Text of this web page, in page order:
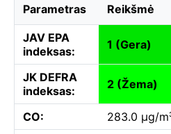
Parametras Reikšmė
JAV EPA
indeksas:
1 (Gera)
JK DEFRA
indeksas:
2 (Žema)
CO:
283.0 µg/